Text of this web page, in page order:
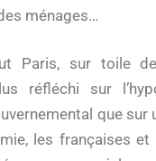
ménages…
Paris, sur toile
réfléchi sur
que sur
les françaises